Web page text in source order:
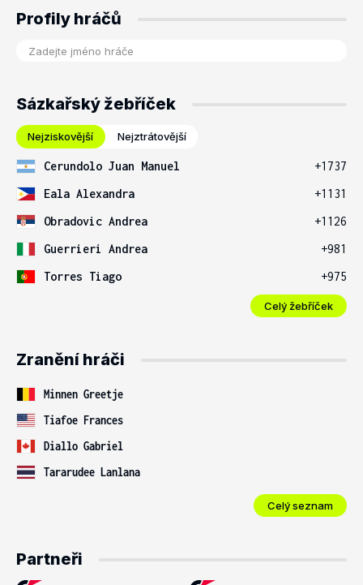
Profily hráčů
Sázkařský žebříček
Nejziskovější Nejztrátovější
Cerundolo Juan Manuel
+1737
Eala Alexandra
+1131
Obradovic Andrea
+1126
Guerrieri Andrea
+981
Torres Tiago
+975
Celý žebříček
Zranění hráči
Minnen Greetje
Tiafoe Frances
Diallo Gabriel
Tararudee Lanlana
Celý seznam
Partneři